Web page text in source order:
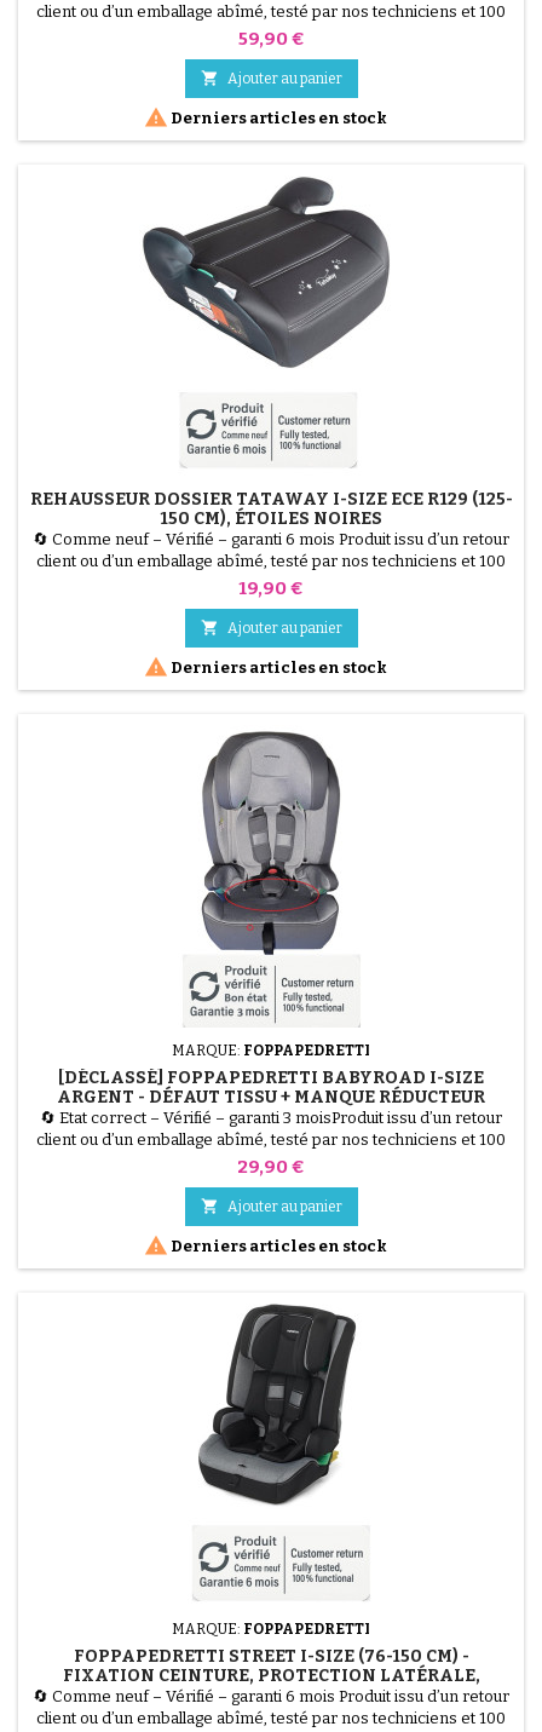
client ou d’un emballage abîmé, testé par nos techniciens et 100
% fonctionnel. Le Siège Auto Foppapedretti Babyroad I-Size est
(environ 15 mois à 12 ans). Il garantit la sécurité grâce à une
protection renforcée contre les...
Prix
59,90 €
 Ajouter au panier
 Derniers articles en stock
REHAUSSEUR DOSSIER TATAWAY I-SIZE ECE R129 (125-
150 CM), ÉTOILES NOIRES
🔄 Comme neuf – Vérifié – garanti 6 mois Produit issu d’un retour
client ou d’un emballage abîmé, testé par nos techniciens et 100
% fonctionnel. Le Rehausseur avec Dossier Tataway i-Size est
Homologué selon la norme stricte ECE R129, il offre une sécurité
optimale et un excellent confort grâce à...
Prix
19,90 €
 Ajouter au panier
 Derniers articles en stock
MARQUE: FOPPAPEDRETTI
[DÉCLASSÉ] FOPPAPEDRETTI BABYROAD I-SIZE
ARGENT - DÉFAUT TISSU + MANQUE RÉDUCTEUR
🔄 Etat correct – Vérifié – garanti 3 moisProduit issu d’un retour
client ou d’un emballage abîmé, testé par nos techniciens et 100
% fonctionnel.⚠️ PRODUIT DÉCLASSÉ : Ce Siège Auto
150 cm). Son prix est réduit en raison de deux défauts : un petit
trou sur le tissu au niveau des jambes et le...
Prix
29,90 €
 Ajouter au panier
 Derniers articles en stock
MARQUE: FOPPAPEDRETTI
FOPPAPEDRETTI STREET I-SIZE (76-150 CM) -
FIXATION CEINTURE, PROTECTION LATÉRALE,
CARBONE
🔄 Comme neuf – Vérifié – garanti 6 mois Produit issu d’un retour
client ou d’un emballage abîmé, testé par nos techniciens et 100